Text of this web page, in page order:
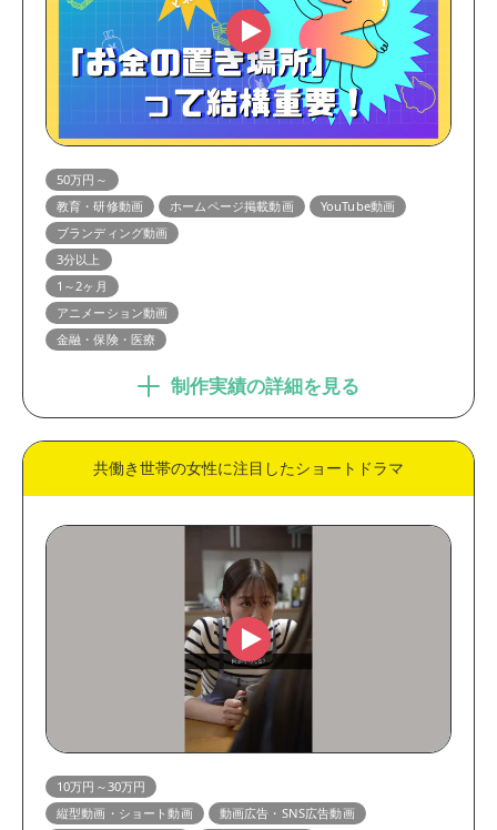
用途
縦型動画・ショート動画
動画広告・SNS広告動画
展示会・サイネージ動画
営業資料動画
教育・研修動画
リクルート・採用動画
マニュアル・HowTo動画
ホームページ掲載動画
サービス紹介動画
商品紹介動画
ブランディング動画
英語・多言語動画
コンセプトムービー
インタビュー動画
ショートドラマ
製造・メーカー
金融・保険・医療
人材・教育
コンサルティング・WEB制
不動産・建築・建設
サービス
動画の尺
1分～3分
3分以上
制作期間
50万円～
教育・研修動画
ホームページ掲載動画
YouTube動画
ブランディング動画
3分以上
1～2ヶ月
アニメーション動画
金融・保険・医療
制作実績の詳細を見る
共働き世帯の女性に注目したショートドラマ
10万円～30万円
縦型動画・ショート動画
動画広告・SNS広告動画